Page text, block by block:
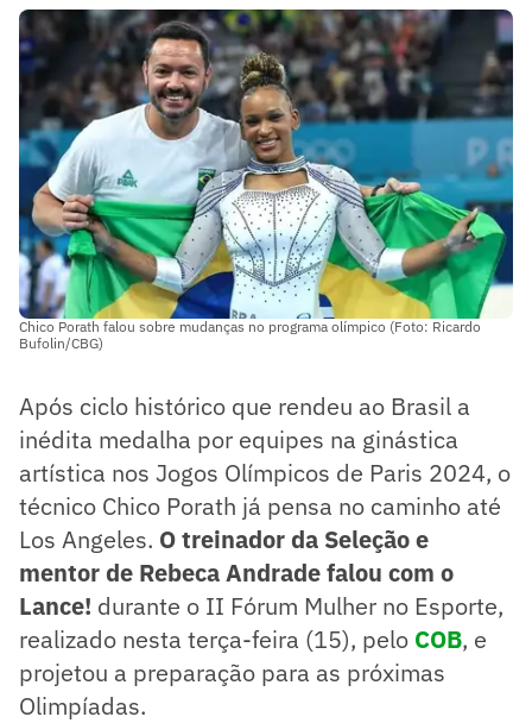
Chico Porath falou sobre mudanças no programa olímpico (Foto: Ricardo
Bufolin/CBG)
Após ciclo histórico que rendeu ao Brasil a
inédita medalha por equipes na ginástica
artística nos Jogos Olímpicos de Paris 2024, o
técnico Chico Porath já pensa no caminho até
Los Angeles. O treinador da Seleção e
mentor de Rebeca Andrade falou com o
Lance! durante o II Fórum Mulher no Esporte,
realizado nesta terça-feira (15), pelo COB, e
projetou a preparação para as próximas
Olimpíadas.